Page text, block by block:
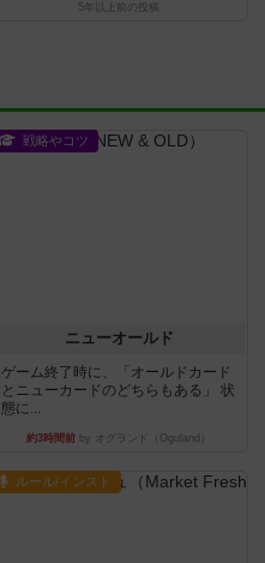
5年以上前 の投稿
戦略やコツ
ニューオールド
ゲーム終了時に、「オールドカード
とニューカードのどちらもある」 状
態に...
約3時間前 by オグランド（Oguland）
ルール/インスト